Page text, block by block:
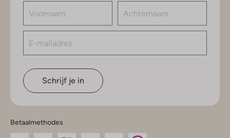
Schrijf je in
Betaalmethodes